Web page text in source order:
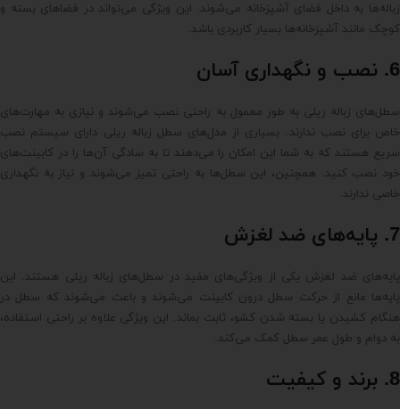
زباله‌ها به داخل فضای آشپزخانه می‌شوند. این ویژگی می‌تواند در فضاهای بسته و
کوچک مانند آشپزخانه‌ها بسیار کاربردی باشد.
6. نصب و نگهداری آسان
سطل‌های زباله ریلی به طور معمول به راحتی نصب می‌شوند و نیازی به مهارت‌های
خاص برای نصب ندارند. بسیاری از مدل‌های سطل زباله ریلی دارای سیستم نصب
سریع هستند که به شما این امکان را می‌دهند تا به سادگی آن‌ها را در کابینت‌های
خود نصب کنید. همچنین، این سطل‌ها به راحتی تمیز می‌شوند و نیاز به نگهداری
خاصی ندارند.
7. پایه‌های ضد لغزش
پایه‌های ضد لغزش یکی از ویژگی‌های مفید در سطل‌های زباله ریلی هستند. این
پایه‌ها مانع از حرکت سطل درون کابینت می‌شوند و باعث می‌شوند که سطل در
هنگام کشیدن یا بسته شدن کشو، ثابت بماند. این ویژگی علاوه بر راحتی استفاده،
به دوام و طول عمر سطل کمک می‌کند.
8. برند و کیفیت